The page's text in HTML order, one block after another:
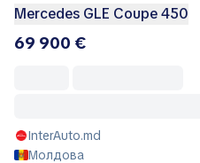
Mercedes GLE Coupe 450
69 900 €
InterAuto.md
Молдова